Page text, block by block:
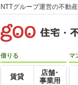
NTTグループ運営の不動
借りる
賃貸
店舗･
事業用
マ